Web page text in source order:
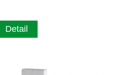
Detail